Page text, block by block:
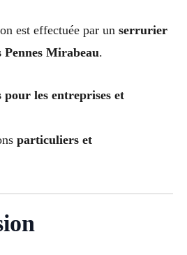
est effectuée par un serrurier
Pennes Mirabeau.
les entreprises et
particuliers et